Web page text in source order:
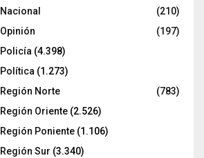
Nacional
(210)
Opinión
(197)
Policía (4.398)
Política (1.273)
Región Norte
(783)
Región Oriente (2.526)
Región Poniente (1.106)
Región Sur (3.340)